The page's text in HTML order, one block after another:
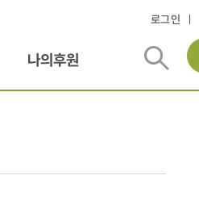
로그인
나의후원